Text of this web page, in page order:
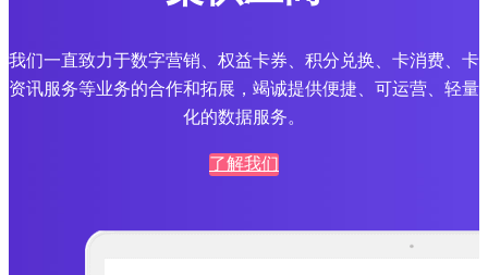
我们一直致力于数字营销、权益卡券、积分兑换、卡消费、卡
资讯服务等业务的合作和拓展，竭诚提供便捷、可运营、轻量
化的数据服务。
了解我们